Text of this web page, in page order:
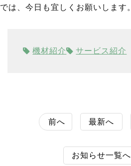
では、今日も宜しくお願いします。
機材紹介 サービス紹介
前へ 最新へ
お知らせ一覧へ